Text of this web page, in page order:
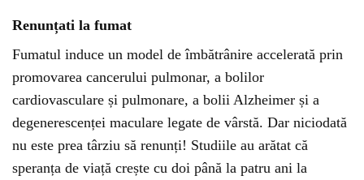
Renunțati la fumat
Fumatul induce un model de îmbătrânire accelerată prin
promovarea cancerului pulmonar, a bolilor
cardiovasculare și pulmonare, a bolii Alzheimer și a
degenerescenței maculare legate de vârstă. Dar niciodată
nu este prea târziu să renunți! Studiile au arătat că
speranța de viață crește cu doi până la patru ani la